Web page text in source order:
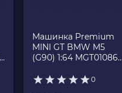
Машинка Premium
MINI GT BMW M5
(G90) 1:64 MGT01086
0